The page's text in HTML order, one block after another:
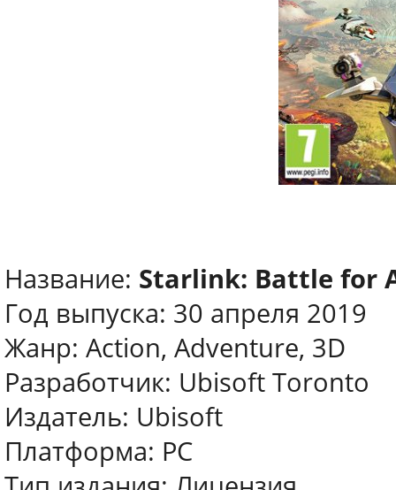
Название: Starlink: Battle for
Год выпуска: 30 апреля 2019
Жанр: Action, Adventure, 3D
Разработчик: Ubisoft Toronto
Издатель: Ubisoft
Платформа: PC